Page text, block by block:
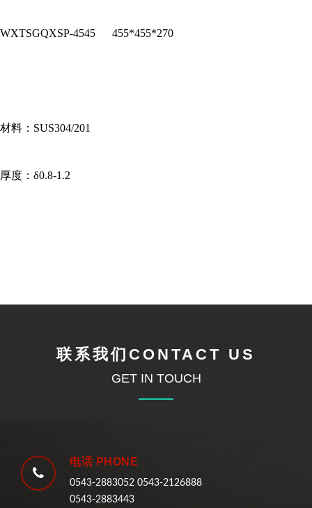
WXTSGQXSP-4545 455*455*270
材料：SUS304/201
厚度：δ0.8-1.2
联系我们CONTACT US
GET IN TOUCH
电话 PHONE
0543-2883052 0543-2126888
0543-2883443